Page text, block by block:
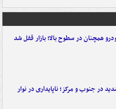
همچنان در سطوح بالا؛ بازار قفل شد
در جنوب و مرکز؛ ناپایداری در نوار